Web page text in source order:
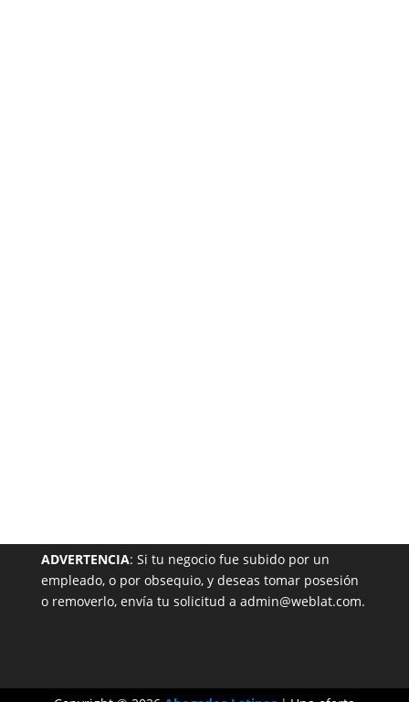
ADVERTENCIA: Si tu negocio fue subido por un
empleado, o por obsequio, y deseas tomar posesión
o removerlo, envía tu solicitud a admin@weblat.com.